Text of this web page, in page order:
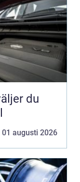
01 augusti 2026